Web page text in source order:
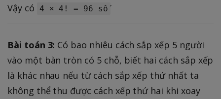
Vậy có 4 × 4! = 96 số
Bài toán 3: Có bao nhiêu cách sắp xếp 5 người
vào một bàn tròn có 5 chỗ, biết hai cách sắp xếp
là khác nhau nếu từ cách sắp xếp thứ nhất ta
không thể thu được cách xếp thứ hai khi xoay